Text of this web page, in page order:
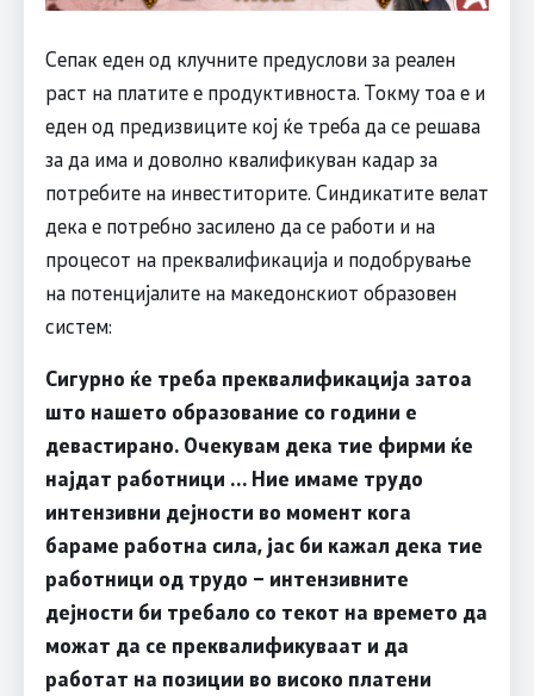
Сепак еден од клучните предуслови за реален
раст на платите е продуктивноста. Токму тоа е и
еден од предизвиците кој ќе треба да се решава
за да има и доволно квалификуван кадар за
потребите на инвеститорите. Синдикатите велат
дека е потребно засилено да се работи и на
процесот на преквалификација и подобрување
на потенцијалите на македонскиот образовен
систем:
Сигурно ќе треба преквалификација затоа
што нашето образование со години е
девастирано. Очекувам дека тие фирми ќе
најдат работници … Ние имаме трудо
интензивни дејности во момент кога
бараме работна сила, јас би кажал дека тие
работници од трудо – интензивните
дејности би требало со текот на времето да
можат да се преквалификуваат и да
работат на позиции во високо платени